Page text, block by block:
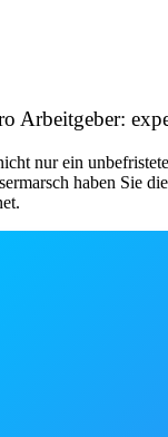
Arbeitgeber:
nur ein
haben Sie